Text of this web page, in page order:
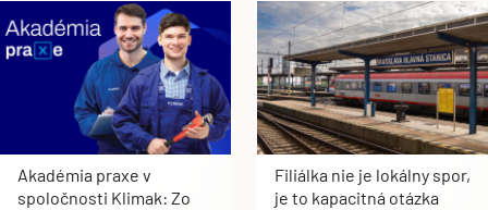
Akadémia praxe v
spoločnosti Klimak: Zo
Filiálka nie je lokálny spor,
je to kapacitná otázka